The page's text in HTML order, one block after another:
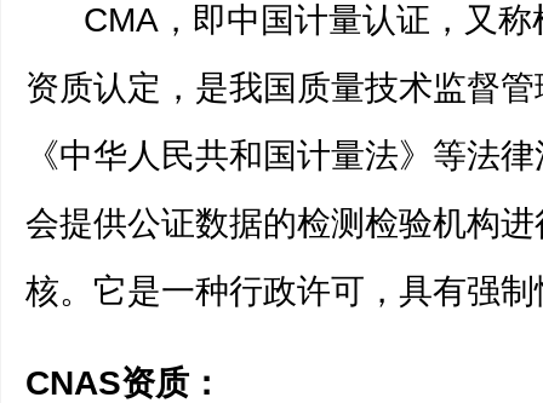
CMA，即中国计量认证，又称
资质认定，是我国质量技术监督
《中华人民共和国计量法》等法
会提供公证数据的检测检验机构
核。它是一种行政许可，具有强制
CNAS资质：